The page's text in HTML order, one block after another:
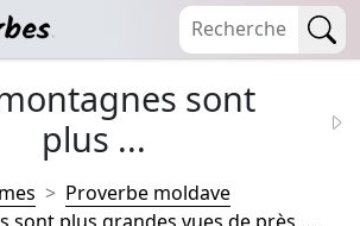
sont
plus ...
Proverbe moldave